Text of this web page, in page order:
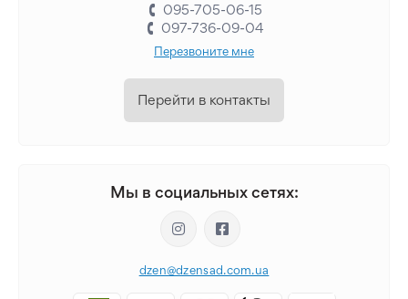
095-705-06-15
097-736-09-04
Перезвоните мне
Перейти в контакты
Мы в социальных сетях:
dzen@dzensad.com.ua